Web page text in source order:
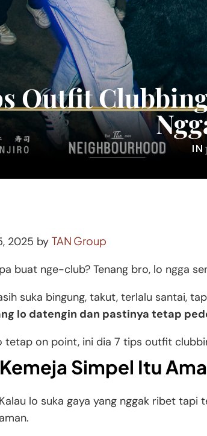
Outfit
IN
2025 by TAN Group
buat nge-club? Tenang bro, lo ngga
suka bingung, takut, terlalu santai,
lo datengin dan pastinya tetap
tetap on point, ini dia 7 tips outfit
Simpel Itu
Kalau lo suka gaya yang nggak ribet
aman.